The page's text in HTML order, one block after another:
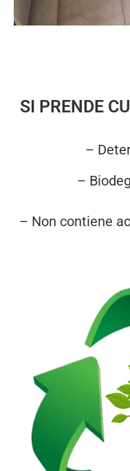
SI PRENDE
–
–
– Non contiene